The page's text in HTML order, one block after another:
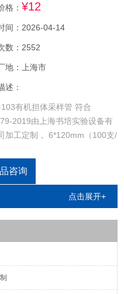
格： ¥12
间：2026-04-14
数：2552
地：上海市
述：
有机担体采样管 符合
2019由上海书培实验设备有
加工定制， 6*120mm（100支/
物的测定气相色谱法。
咨询
点击展开+